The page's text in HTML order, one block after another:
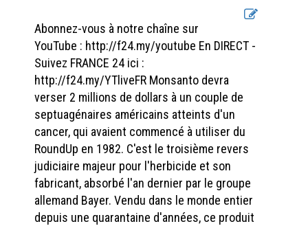
Abonnez-vous à notre chaîne sur
YouTube : http://f24.my/youtube En DIRECT -
Suivez FRANCE 24 ici :
http://f24.my/YTliveFR Monsanto devra
verser 2 millions de dollars à un couple de
septuagénaires américains atteints d'un
cancer, qui avaient commencé à utiliser du
RoundUp en 1982. C'est le troisième revers
judiciaire majeur pour l'herbicide et son
fabricant, absorbé l'an dernier par le groupe
allemand Bayer. Vendu dans le monde entier
depuis une quarantaine d'années, ce produit